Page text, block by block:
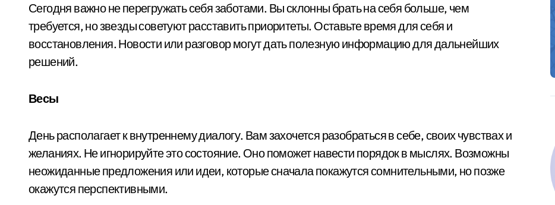
Сегодня важно не перегружать себя заботами. Вы склонны брать на себя больше, чем
требуется, но звезды советуют расставить приоритеты. Оставьте время для себя и
восстановления. Новости или разговор могут дать полезную информацию для дальнейших
решений.
Весы
День располагает к внутреннему диалогу. Вам захочется разобраться в себе, своих чувствах и
желаниях. Не игнорируйте это состояние. Оно поможет навести порядок в мыслях. Возможны
неожиданные предложения или идеи, которые сначала покажутся сомнительными, но позже
окажутся перспективными.